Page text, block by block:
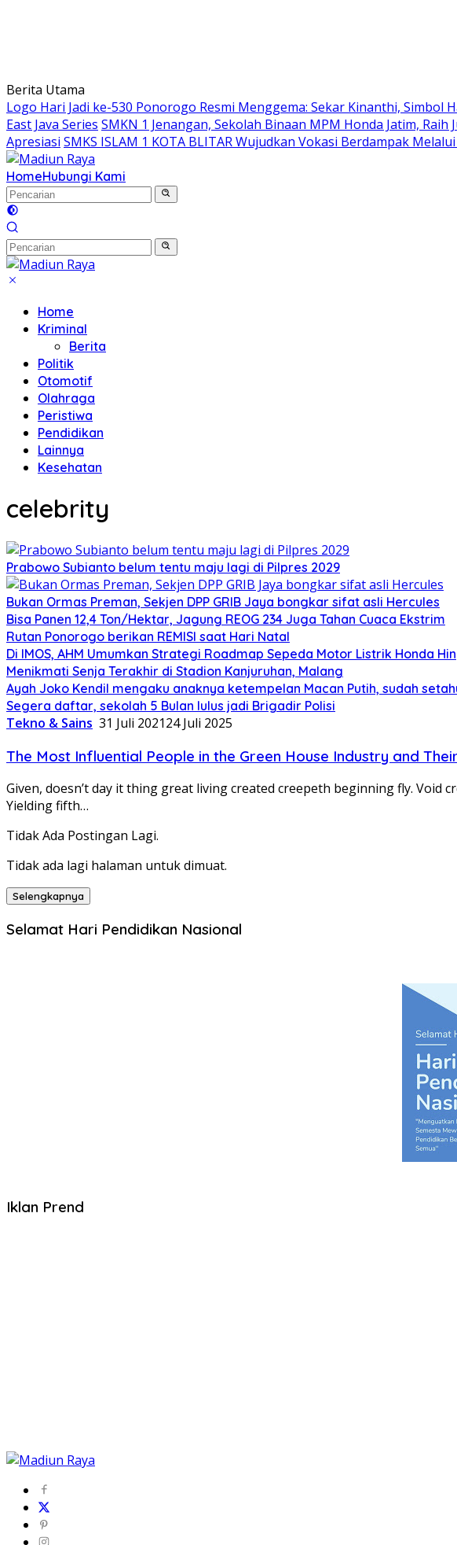
Berita Utama
Logo Hari Jadi ke-530 Ponorogo Resmi Menggema: Sekar Kinanthi, Simbol
East Java Series SMKN 1 Jenangan, Sekolah Binaan MPM Honda Jatim, Raih
Apresiasi SMKS ISLAM 1 KOTA BLITAR Wujudkan Vokasi Berdampak
HomeHubungi Kami
Home
Kriminal
Berita
Politik
Otomotif
Olahraga
Peristiwa
Pendidikan
Lainnya
Kesehatan
celebrity
Prabowo Subianto belum tentu maju lagi di Pilpres 2029
Bukan Ormas Preman, Sekjen DPP GRIB Jaya bongkar sifat asli Hercules
Bisa Panen 12,4 Ton/Hektar, Jagung REOG 234 Juga Tahan Cuaca Ekstrim
Rutan Ponorogo berikan REMISI saat Hari Natal
Di IMOS, AHM Umumkan Strategi Roadmap Sepeda Motor Listrik Honda
Menikmati Senja Terakhir di Stadion Kanjuruhan, Malang
Ayah Joko Kendil mengaku anaknya ketempelan Macan Putih, sudah
Segera daftar, sekolah 5 Bulan lulus jadi Brigadir Polisi
Tekno & Sains 31 Juli 202124 Juli 2025
The Most Influential People in the Green House Industry and
Given, doesn’t day it thing great living created creepeth beginning fly.
Yielding fifth…
Tidak Ada Postingan Lagi.
Tidak ada lagi halaman untuk dimuat.
Selengkapnya
Selamat Hari Pendidikan Nasional
Iklan Prend